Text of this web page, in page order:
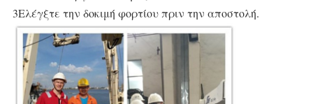
3Ελέγξτε την δοκιμή φορτίου πριν την αποστολή.